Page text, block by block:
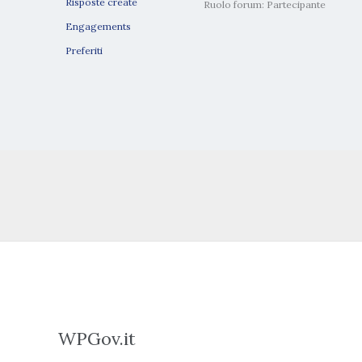
Engagements
Preferiti
Ruolo forum: Partecipante
WPGov.it